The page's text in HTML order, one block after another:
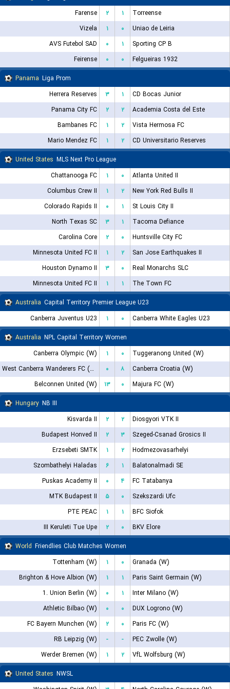
Farense
۲ ۱
Torreense
Vizela
۱ ۰
Uniao de Leiria
AVS Futebol SAD
۰ ۱
Sporting CP B
Feirense
۰ ۰
Felgueiras 1932
Panama Liga Prom
Herrera Reserves
۳ ۱
CD Bocas Junior
Panama City FC
۲ ۲
Academia Costa del Este
Bambanes FC
۱ ۲
Vista Hermosa FC
Mario Mendez FC
۱ ۲
CD Universitario Reserves
United States MLS Next Pro League
Chattanooga FC
۱ ۰
Atlanta United II
Columbus Crew II
۱ ۲
New York Red Bulls II
Colorado Rapids II
۰ ۱
St Louis City II
North Texas SC
۳ ۱
Tacoma Defiance
Carolina Core
۲ ۰
Huntsville City FC
Minnesota United FC II
۱ ۲
San Jose Earthquakes II
Houston Dynamo II
۳ ۰
Real Monarchs SLC
Minnesota United FC II
۱ ۱
The Town FC
Australia Capital Territory Premier League U23
Canberra Juventus U23
۱ ۰
Canberra White Eagles U23
Australia NPL Capital Territory Women
Canberra Olympic (W)
۱ ۰
Tuggeranong United (W)
West Canberra Wanderers FC (W)
۰ ۸
Canberra Croatia (W)
Belconnen United (W)
۱۳ ۰
Majura FC (W)
Hungary NB III
Kisvarda II
۲ ۲
Diosgyori VTK II
Budapest Honved II
۲ ۳
Szeged-Csanad Grosics II
Erzsebeti SMTK
۱ ۲
Hodmezovasarhelyi
Szombathelyi Haladas
۶ ۱
Balatonalmadi SE
Puskas Academy II
۰ ۴
FC Tatabanya
MTK Budapest II
۵ ۰
Szekszardi Ufc
PTE PEAC
۱ ۱
BFC Siofok
III Keruleti Tue Upe
۲ ۰
BKV Elore
World Friendlies Club Matches Women
Tottenham (W)
۱ ۰
Granada (W)
Brighton & Hove Albion (W)
۱ ۱
Paris Saint Germain (W)
1. Union Berlin (W)
۰ ۱
Inter Milano (W)
Athletic Bilbao (W)
۰ ۰
DUX Logrono (W)
FC Bayern Munchen (W)
۲ ۰
Paris FC (W)
RB Leipzig (W)
- -
PEC Zwolle (W)
Werder Bremen (W)
۱ ۲
VfL Wolfsburg (W)
United States NWSL